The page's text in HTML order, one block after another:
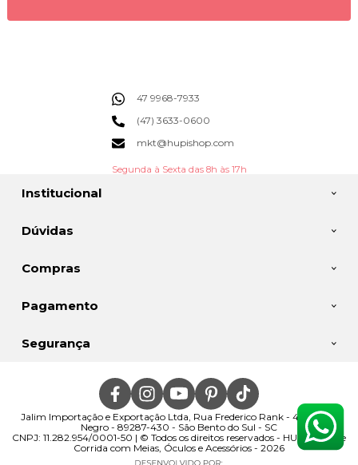
Institucional
Dúvidas
Compras
47 9968-7933
(47) 3633-0600
mkt@hupishop.com
Segunda à Sexta das 8h às 17h
Pagamento
Segurança
Jalim Importação e Exportação Ltda, Rua Frederico Rank - 400 - Rio
Negro - 89287-430 - São Bento do Sul - SC
CNPJ: 11.282.954/0001-50 | © Todos os direitos reservados - HUPI | Loja de
Corrida com Meias, Óculos e Acessórios - 2026